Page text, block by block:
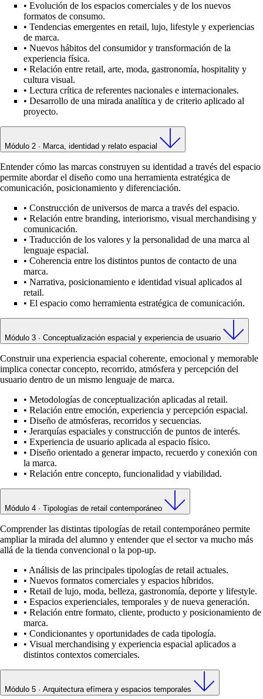
• Evolución de los espacios comerciales y de los nuevos
formatos de consumo.
• Tendencias emergentes en retail, lujo, lifestyle y experiencias
de marca.
• Nuevos hábitos del consumidor y transformación de la
experiencia física.
• Relación entre retail, arte, moda, gastronomía, hospitality y
cultura visual.
• Lectura crítica de referentes nacionales e internacionales.
• Desarrollo de una mirada analítica y de criterio aplicado al
proyecto.
Módulo 2 · Marca, identidad y relato espacial
Entender cómo las marcas construyen su identidad a través del espacio
permite abordar el diseño como una herramienta estratégica de
comunicación, posicionamiento y diferenciación.
• Construcción de universos de marca a través del espacio.
• Relación entre branding, interiorismo, visual merchandising y
comunicación.
• Traducción de los valores y la personalidad de una marca al
lenguaje espacial.
• Coherencia entre los distintos puntos de contacto de una
marca.
• Narrativa, posicionamiento e identidad visual aplicados al
retail.
• El espacio como herramienta estratégica de comunicación.
Módulo 3 · Conceptualización espacial y experiencia de usuario
Construir una experiencia espacial coherente, emocional y memorable
implica conectar concepto, recorrido, atmósfera y percepción del
usuario dentro de un mismo lenguaje de marca.
• Metodologías de conceptualización aplicadas al retail.
• Relación entre emoción, experiencia y percepción espacial.
• Diseño de atmósferas, recorridos y secuencias.
• Jerarquías espaciales y construcción de puntos de interés.
• Experiencia de usuario aplicada al espacio físico.
• Diseño orientado a generar impacto, recuerdo y conexión con
la marca.
• Relación entre concepto, funcionalidad y viabilidad.
Módulo 4 · Tipologías de retail contemporáneo
Comprender las distintas tipologías de retail contemporáneo permite
ampliar la mirada del alumno y entender que el sector va mucho más
allá de la tienda convencional o la pop-up.
• Análisis de las principales tipologías de retail actuales.
• Nuevos formatos comerciales y espacios híbridos.
• Retail de lujo, moda, belleza, gastronomía, deporte y lifestyle.
• Espacios experienciales, temporales y de nueva generación.
• Relación entre formato, cliente, producto y posicionamiento de
marca.
• Condicionantes y oportunidades de cada tipología.
• Visual merchandising y experiencia espacial aplicados a
distintos contextos comerciales.
Módulo 5 · Arquitectura efímera y espacios temporales